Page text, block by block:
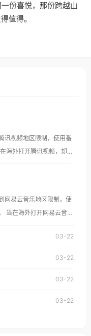
份喜悦，那份跨越山
值得。
讯视频地区限制，使用番
地区及版权限制问题，且
决「海外用户收听腾讯
利亚、欧洲等国家和地区
网易云音乐地区限制，使
洲等国家和地区时，网易
遇到这个问题
限制」的问题，无论人在
03-22
03-22
03-22
03-22